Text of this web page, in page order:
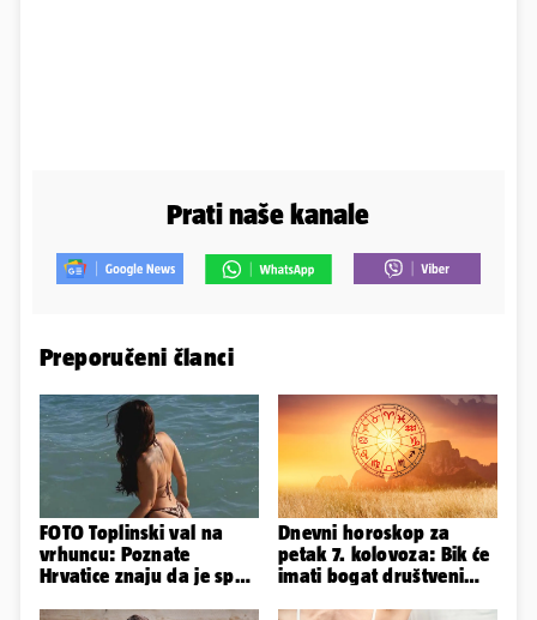
Prati naše kanale
Preporučeni članci
FOTO Toplinski val na
vrhuncu: Poznate
Hrvatice znaju da je spas
Dnevni horoskop za
petak 7. kolovoza: Bik će
imati bogat društveni